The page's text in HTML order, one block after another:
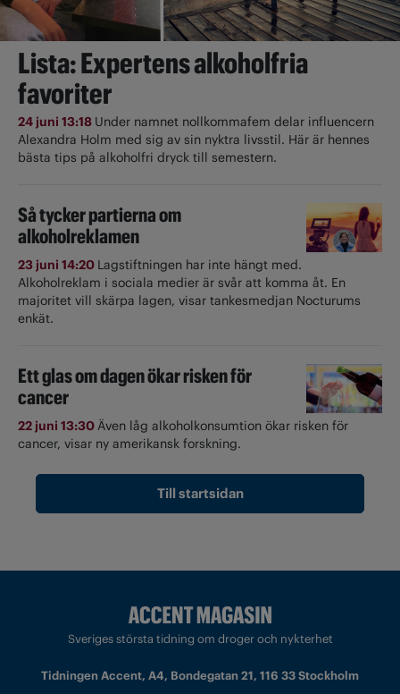
Lista: Expertens alkoholfria
favoriter
24 juni 13:18 Under namnet nollkommafem delar influencern
Alexandra Holm med sig av sin nyktra livsstil. Här är hennes
bästa tips på alkoholfri dryck till semestern.
Så tycker partierna om
alkoholreklamen
23 juni 14:20 Lagstiftningen har inte hängt med.
Alkoholreklam i sociala medier är svår att komma åt. En
majoritet vill skärpa lagen, visar tankesmedjan Nocturums
enkät.
Ett glas om dagen ökar risken för
cancer
22 juni 13:30Även låg alkoholkonsumtion ökar risken för
cancer, visar ny amerikansk forskning.
Till startsidan
Sveriges största tidning om droger och nykterhet
Tidningen Accent, A4, Bondegatan 21, 116 33 Stockholm